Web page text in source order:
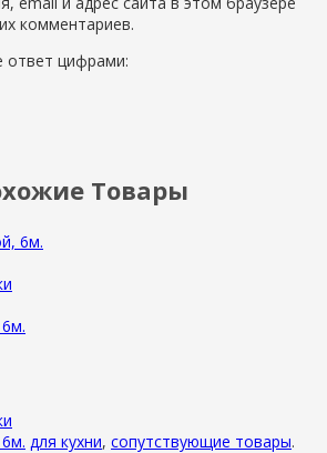
комментариев.
ответ цифрами:
Товары
для кухни, сопутствующие товары.